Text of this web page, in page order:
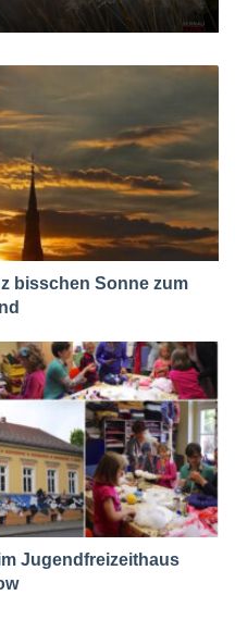
bisschen Sonne zum
Jugendfreizeithaus